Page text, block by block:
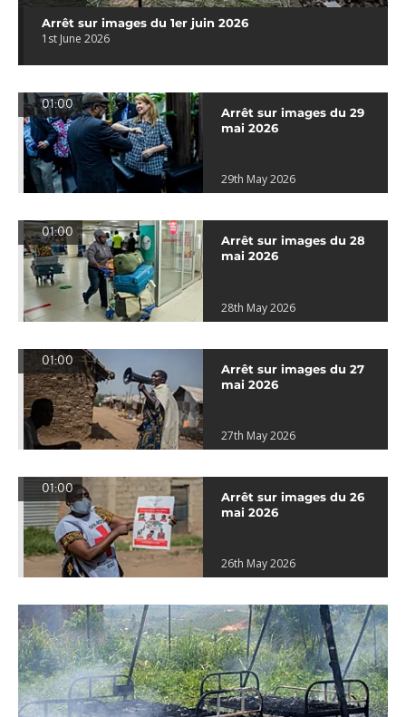
Arrêt sur images du 1er juin 2026
1st June 2026
01:00
Arrêt sur images du 29
mai 2026
29th May 2026
01:00
Arrêt sur images du 28
mai 2026
28th May 2026
01:00
Arrêt sur images du 27
mai 2026
27th May 2026
01:00
Arrêt sur images du 26
mai 2026
26th May 2026